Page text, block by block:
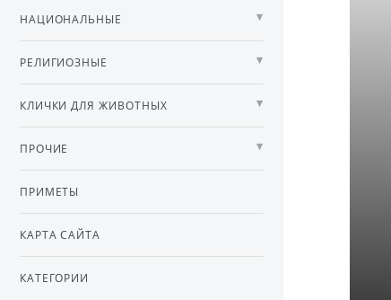
НАЦИОНАЛЬНЫЕ
РЕЛИГИОЗНЫЕ
КЛИЧКИ ДЛЯ ЖИВОТНЫХ
ПРОЧИЕ
ПРИМЕТЫ
КАРТА САЙТА
КАТЕГОРИИ